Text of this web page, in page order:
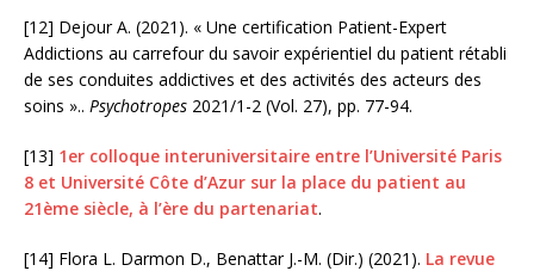
[12] Dejour A. (2021). « Une certification Patient-Expert
Addictions au carrefour du savoir expérientiel du patient rétabli
de ses conduites addictives et des activités des acteurs des
soins ».. Psychotropes 2021/1-2 (Vol. 27), pp. 77-94.
[13] 1er colloque interuniversitaire entre l’Université Paris
8 et Université Côte d’Azur sur la place du patient au
21ème siècle, à l’ère du partenariat.
[14] Flora L. Darmon D., Benattar J.-M. (Dir.) (2021). La revue